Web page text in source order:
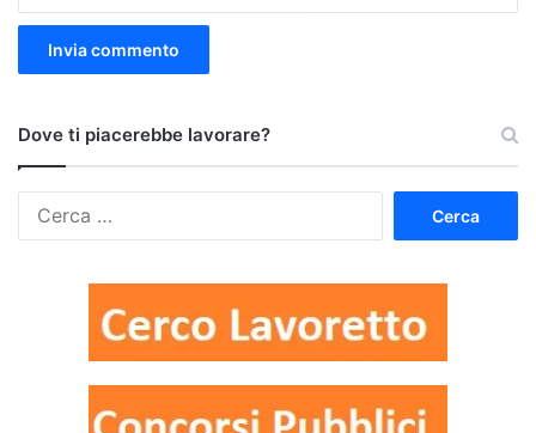
Dove ti piacerebbe lavorare?